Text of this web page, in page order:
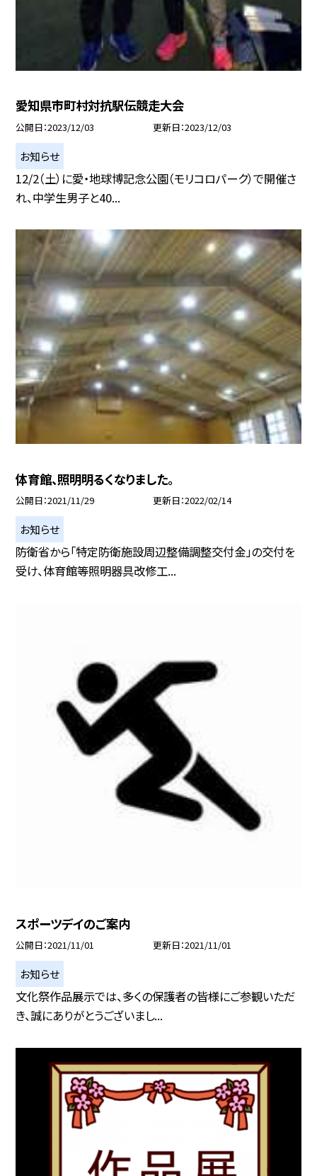
愛知県市町村対抗駅伝競走大会
公開日 2023/12/03 更新日 2023/12/03
お知らせ
12/2（土）に愛・地球博記念公園（モリコロパーク）で開催さ
れ、中学生男子と40...
体育館、照明明るくなりました。
公開日 2021/11/29 更新日 2022/02/14
お知らせ
防衛省から「特定防衛施設周辺整備調整交付金」の交付を
受け、体育館等照明器具改修工...
スポーツデイのご案内
公開日 2021/11/01 更新日 2021/11/01
お知らせ
文化祭作品展示では、多くの保護者の皆様にご参観いただ
き、誠にありがとうございまし...